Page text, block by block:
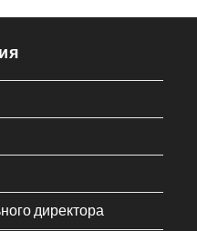
директора